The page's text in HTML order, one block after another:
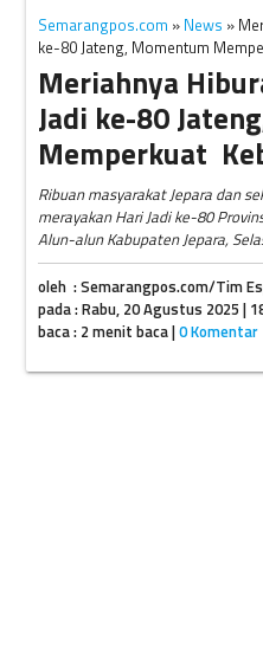
Semarangpos.com » News »
ke-80 Jateng, Momentum
Meriahnya
Jadi ke-80
Memperkuat
Ribuan masyarakat Jepara dan
merayakan Hari Jadi ke-80
Alun-alun Kabupaten Jepara,
oleh : Semarangpos.com/Tim
pada : Rabu, 20 Agustus 2025 |
baca : 2 menit baca |0 Komentar